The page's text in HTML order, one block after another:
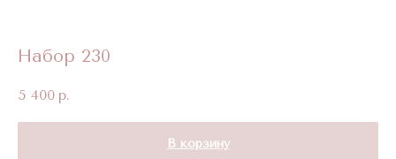
Набор 230
5 400 р.
В корзину